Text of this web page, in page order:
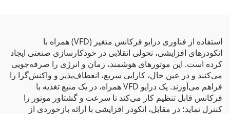
استفاده از فناوری درایو فرکانس متغیر (VFD) همراه با
انکودرهای افزایشی، تحولی انقلابی در خودکارسازی صنعتی ایجاد
کرده است. این موتورهای هوشمند، زمان و انرژی را صرفه‌جویی
می‌کنند و در عین حال، کارایی سریع، انعطاف‌پذیر و واکنش‌گرا را
فراهم می‌آورند. یک درایو VFD همراه، در یک منبع تغذیه با
فرکانس قابل تنظیم کار می‌کند تا سرعت و گشتاور موتور را
کنترل نماید؛ در مقابل، انکودر افزایشی با ارائه بازخوردی از